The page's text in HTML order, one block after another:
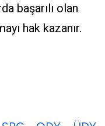
başarılı olan
hak kazanır.